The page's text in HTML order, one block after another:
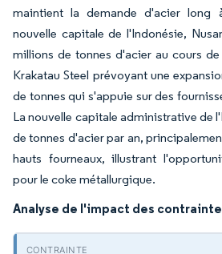
maintient la demande d'acier long
nouvelle capitale de l'Indonésie,
millions de tonnes d'acier au cours
Krakatau Steel prévoyant une
de tonnes qui s'appuie sur des
La nouvelle capitale administrative de
de tonnes d'acier par an,
hauts fourneaux, illustrant
pour le coke métallurgique.
Analyse de l'impact des